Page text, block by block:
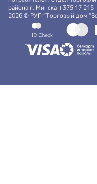
района г. Минска +375 17
2026 © РУП “Торговый дом